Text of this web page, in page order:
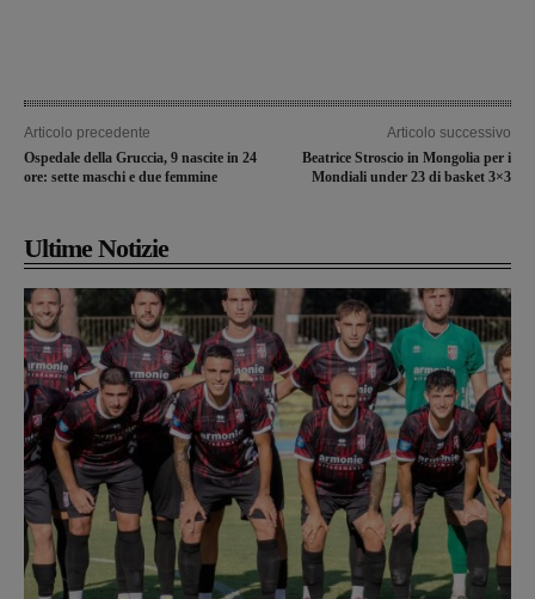
Articolo precedente
Ospedale della Gruccia, 9 nascite in 24
ore: sette maschi e due femmine
Articolo successivo
Beatrice Stroscio in Mongolia per i
Mondiali under 23 di basket 3×3
Ultime Notizie